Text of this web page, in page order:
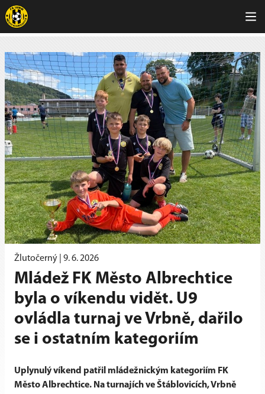
Žlutočerný | 9. 6. 2026
Mládež FK Město Albrechtice
byla o víkendu vidět. U9
ovládla turnaj ve Vrbně, dařilo
se i ostatním kategoriím
Uplynulý víkend patřil mládežnickým kategoriím FK
Město Albrechtice. Na turnajích ve Štáblovicích, Vrbně